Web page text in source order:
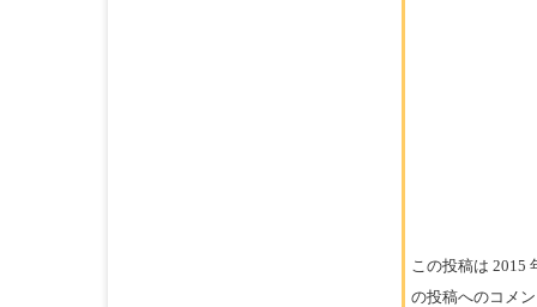
この投稿は 2015
の投稿へのコメ